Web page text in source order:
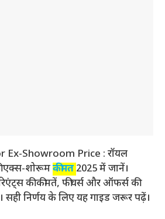
Ex-Showroom Price : रॉयल
एक्स-शोरूमकीमत 2025 में जानें।
की कीमतें, फीचर्स और ऑफर्स की
सही निर्णय के लिए यह गाइड जरूर पढ़ें।